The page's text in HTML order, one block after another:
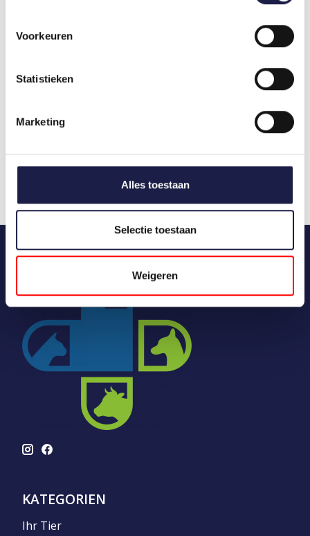
Voorkeuren
Statistieken
Marketing
Alles toestaan
Selectie toestaan
Weigeren
Geruchskontrolltechnologien. So können Sie das
Produkt wählen, das am besten zu Ihren
spezifischen Bedürfnissen und den Vorlieben Ihrer
CATSAN KAUFEN BEI DIERMEDICATIE
Sie können Catsan Katzenstreu ganz einfach bei
Diermedicatie.nl bestellen. Alle freiverkäuflichen
Kosten bei Diermedicatie.nl sind im Durchschnitt
KATEGORIEN
Ihr Tier